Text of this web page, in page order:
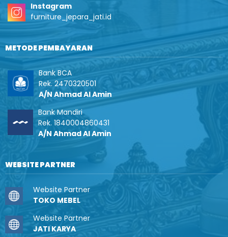
Instagram
furniture_jepara_jati.id
METODE PEMBAYARAN
Bank BCA
Rek. 2470320501
A/N Ahmad Al Amin
Bank Mandiri
Rek. 1840004860431
A/N Ahmad Al Amin
WEBSITE PARTNER
Website Partner
TOKO MEBEL
Website Partner
JATI KARYA